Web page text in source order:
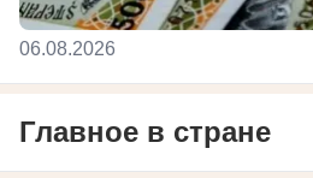
06.08.2026
Главное в стране